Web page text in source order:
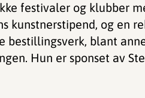
festivaler og klubber
kunstnerstipend, og en
bestillingsverk, blant
Hun er sponset av